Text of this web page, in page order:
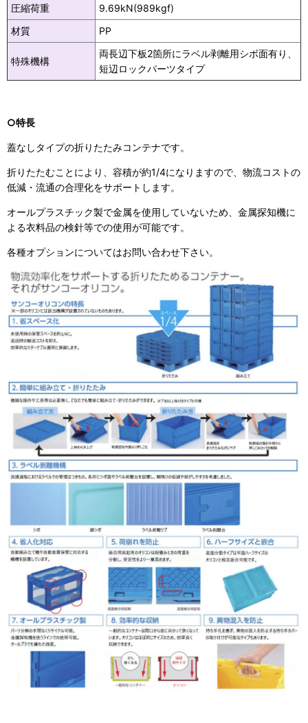
圧縮荷重
9.69kN(989kgf)
材質
PP
特殊機構
両長辺下板2箇所にラベル剥離用シボ面有り、
短辺ロックパーツタイプ
○特長
蓋なしタイプの折りたたみコンテナです。
折りたたむことにより、容積が約1/4になりますので、物流コストの
低減・流通の合理化をサポートします。
オールプラスチック製で金属を使用していないため、金属探知機に
よる衣料品の検針等での使用が可能です。
各種オプションについてはお問い合わせ下さい。